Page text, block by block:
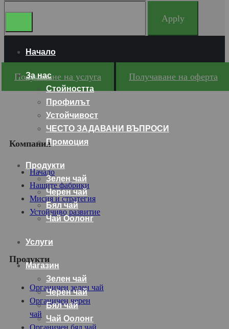
Начало
За нас
Стойността
Профилът
Устойчивост
ЧЕСТО ЗАДАВАНИ ВЪПРОСИ
Промоция
Продукти
Зелен чай
Черен чай
Бял чай
Чай Оолонг
Услуги
Магазин
Зелен чай
Черен чай
Бял чай
Чай Оолонг
Apply
Получаване на услуга Получаване на оферта
Компания
Начало
Нашите фабрики
Мисия и стратегия
Устойчиво развитие
Продукти
Органичен зелен чай
Органичен черен
чай